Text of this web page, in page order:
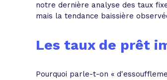
notre dernière analyse des taux
mais la tendance baissière
Les taux de prêt
Pourquoi parle-t-on «